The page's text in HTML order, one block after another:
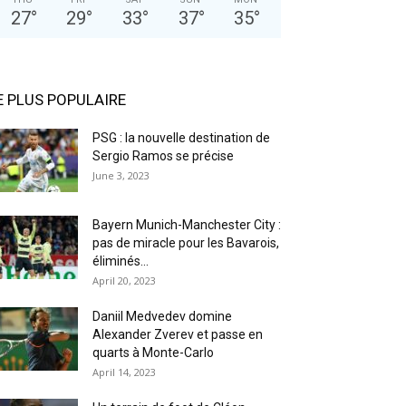
27° 29° 33° 37° 35°
PLUS POPULAIRE
PSG : la nouvelle destination de
Sergio Ramos se précise
June 3, 2023
Bayern Munich-Manchester City :
pas de miracle pour les Bavarois,
éliminés...
April 20, 2023
Daniil Medvedev domine
Alexander Zverev et passe en
quarts à Monte-Carlo
April 14, 2023